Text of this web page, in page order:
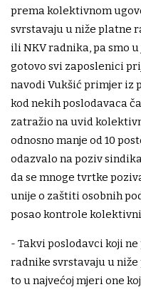
prema kolektivnom
svrstavaju u niže platne
ili NKV radnika, pa smo
gotovo svi zaposlenici
navodi Vukšić primjer iz
kod nekih poslodavaca
zatražio na uvid
odnosno manje od 10
odazvalo na poziv
da se mnoge tvrtke
unije o zaštiti osobnih
posao kontrole
- Takvi poslodavci koji
radnike svrstavaju u
to u najvećoj mjeri one